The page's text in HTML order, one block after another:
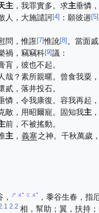
主 ，我罪實多。求主垂憐
人，大施譴訶[4] ：願彼遄[5]
問，惟誑 [7]惟訛[8] 。當面
禍，竊竊科[9]議：
肓，彼也不起。
哉？素所親暱。曾食我粟
貳，落井投石。
憐，令我康復。容我再起，
敵，用昭爾寵。固知我主
前，不被搖動。
主 ， 義塞之神。千秋萬歲
ㄕㄨˇ ㄍㄨˇ ，黍谷生春，指
2.2 相，幫助；翼，扶持